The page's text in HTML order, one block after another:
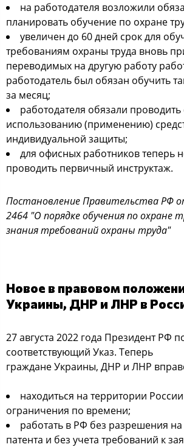
на работодателя возложили
планировать обучение по охране
увеличен до 60 дней срок для
требованиям охраны труда вновь
переводимых на другую работу
работодатель был обязан обучить
за месяц;
работодателя обязали
использованию (применению)
индивидуальной защиты;
для офисных работников теперь
проводить первичный инструктаж.
Постановление Правительства РФ
2464 "О порядке обучения по охране
знания требований охраны труда"
Новое в правовом
Украины, ДНР и ЛНР в
27 августа 2022 года Президент РФ
соответствующий Указ. Теперь
граждане Украины, ДНР и ЛНР
находиться на территории
ограничения по времени;
работать в РФ без разрешения
патента и без учета требований к